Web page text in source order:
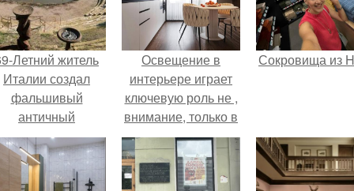
Летний житель
Италии создал
фальшивый
античный
амфитеатр и
долгое время
успешно выдавал
Освещение в
интерьере играет
ключевую роль не ,
внимание, только в
создании
атмосферы, но и в
функциональности
Сокровища из